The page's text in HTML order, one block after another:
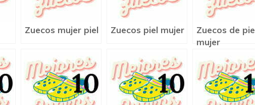
Zuecos mujer piel Zuecos piel mujer
Zuecos de
mujer